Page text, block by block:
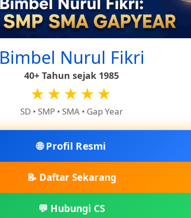
Bimbel Nurul Fikri
40+ Tahun sejak 1985
★★★★★
SD • SMP • SMA • Gap Year
🌐 Profil Resmi
📝 Daftar Sekarang
💬 Hubungi CS